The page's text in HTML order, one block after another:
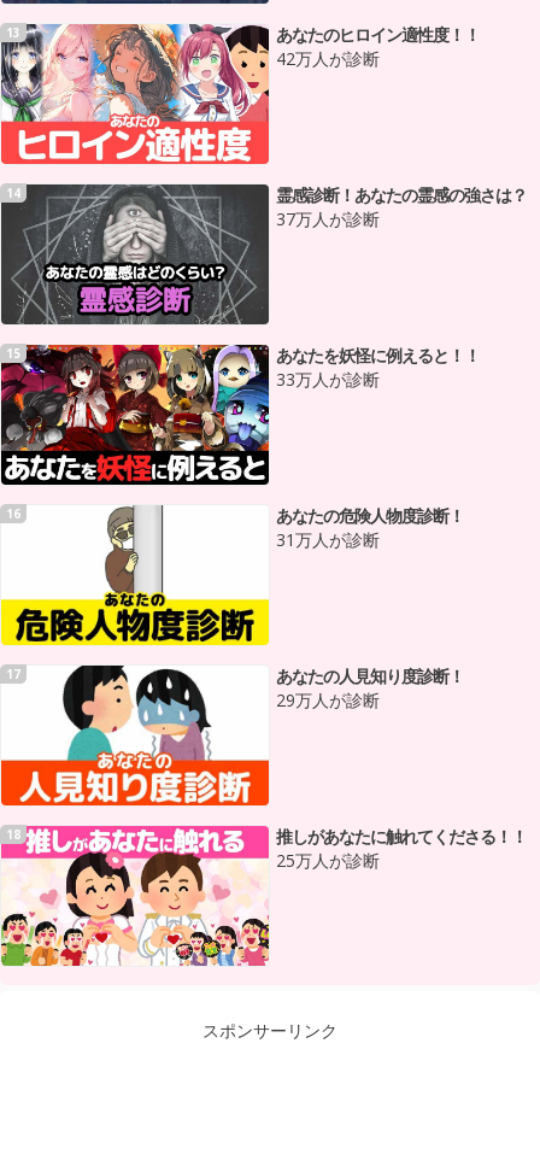
13
あなたのヒロイン適性度！！
42万人が診断
14
霊感診断！あなたの霊感の強さは？
37万人が診断
15
あなたを妖怪に例えると！！
33万人が診断
16
あなたの危険人物度診断！
31万人が診断
17
あなたの人見知り度診断！
29万人が診断
18
推しがあなたに触れてくださる！！
25万人が診断
スポンサーリンク